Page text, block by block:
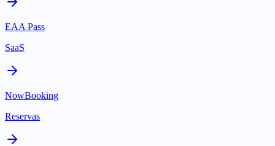
EAA Pass
SaaS
NowBooking
Reservas